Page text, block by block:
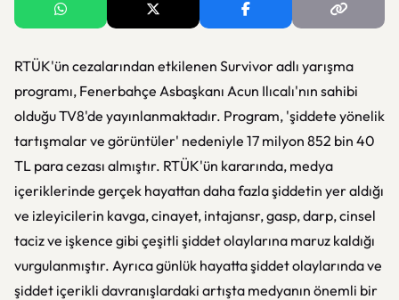
RTÜK'ün cezalarından etkilenen Survivor adlı yarışma
programı, Fenerbahçe Asbaşkanı Acun Ilıcalı'nın sahibi
olduğu TV8'de yayınlanmaktadır. Program, 'şiddete yönelik
tartışmalar ve görüntüler' nedeniyle 17 milyon 852 bin 40
TL para cezası almıştır. RTÜK'ün kararında, medya
içeriklerinde gerçek hayattan daha fazla şiddetin yer aldığı
ve izleyicilerin kavga, cinayet, intajansr, gasp, darp, cinsel
taciz ve işkence gibi çeşitli şiddet olaylarına maruz kaldığı
vurgulanmıştır. Ayrıca günlük hayatta şiddet olaylarında ve
şiddet içerikli davranışlardaki artışta medyanın önemli bir